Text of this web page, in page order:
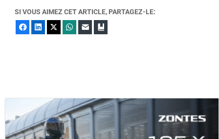
SI VOUS AIMEZ CET ARTICLE, PARTAGEZ-LE:
FacebookLinkedIn WhatsApp
E-mail